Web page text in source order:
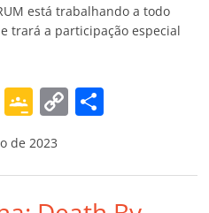
está trabalhando a todo
trará a participação especial
Li
k
G
o
o
gl
C
y p
de 2023